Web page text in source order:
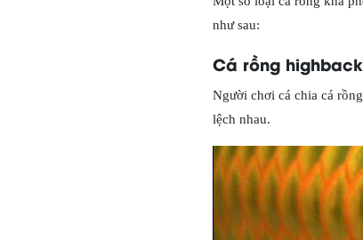
như sau:
Cá rồng
Người chơi cá chia cá
lệch nhau.